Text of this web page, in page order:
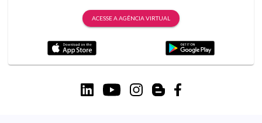
ACESSE A AGÊNCIA VIRTUAL